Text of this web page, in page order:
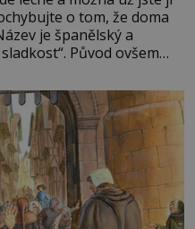
o tom, že doma
je španělský a
Původ ovšem
zemí a k tomu